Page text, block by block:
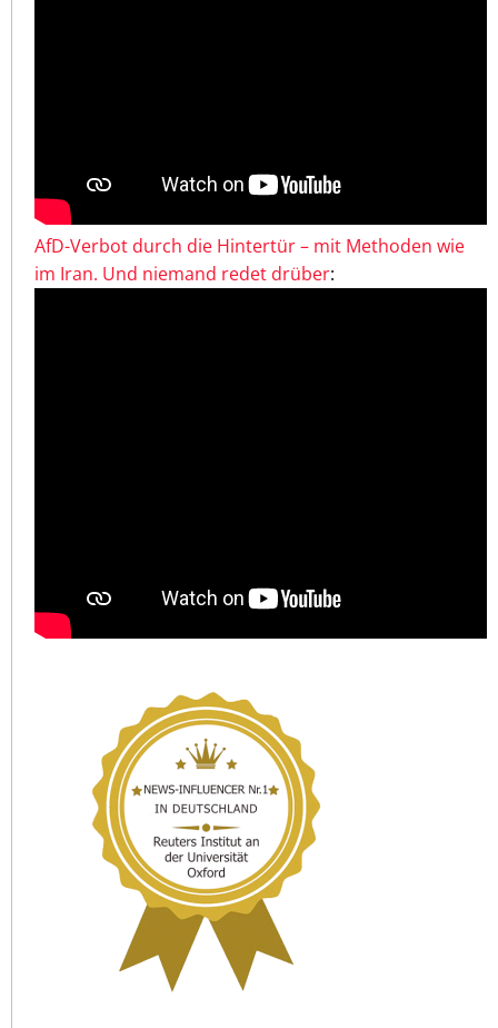
AfD-Verbot durch die Hintertür – mit Methoden wie
im Iran. Und niemand redet drüber: